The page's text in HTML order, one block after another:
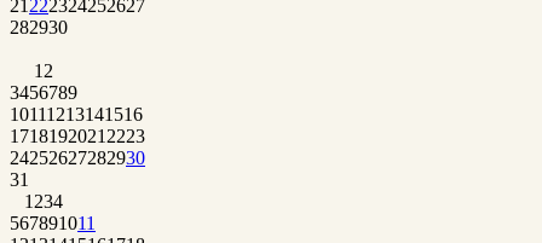
21 222324252627
282930
1 2
3456789
10111213141516
1718192021 2223
24252627282930
31
1 234
567891011